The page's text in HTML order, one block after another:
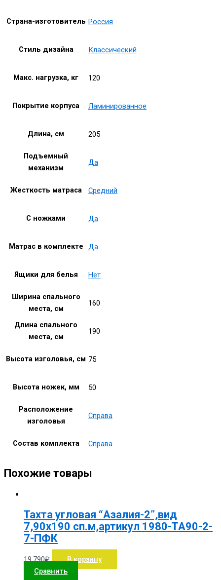
Страна-изготовитель Россия
Стиль дизайна Классический
Макс. нагрузка, кг 120
Покрытие корпуса Ламинированное
Длина, см 205
Подъемный
механизм
Да
Жесткость матраса Средний
С ножками Да
Матрас в комплекте Да
Ящики для белья Нет
Ширина спального
места, см
160
Длина спального
места, см
190
Высота изголовья, см 75
Высота ножек, мм 50
Расположение
изголовья
Справа
Состав комплекта Справа
Похожие товары
Тахта угловая “Азалия-2”,вид
7,90х190 сп.м,артикул 1980-ТА90-2-
7-ПФК
19,790₽
В корзину
Сравнить